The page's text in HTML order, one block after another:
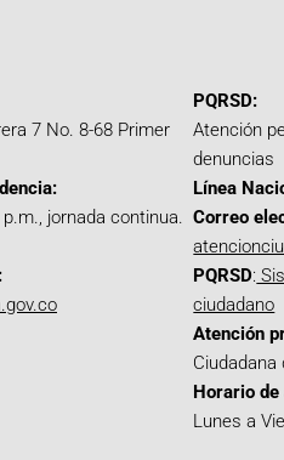
7 No. 8-68 Primer
jornada continua.
PQRSD:
Atención
denuncias
Línea
Correo
PQRSD:
ciudadano
Atención
Ciudadana
Horario
Lunes a